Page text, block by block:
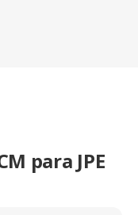
para JPE